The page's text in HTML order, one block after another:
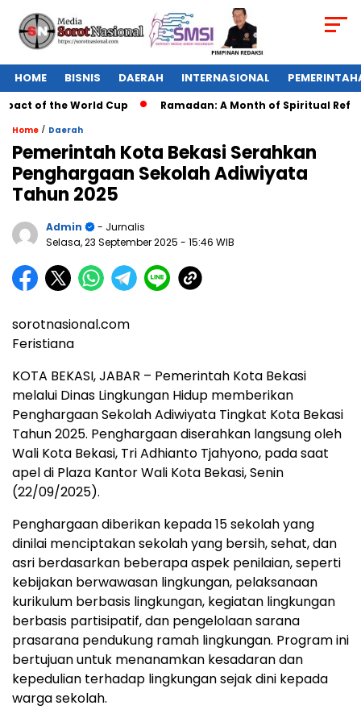
HOME BISNIS DAERAH INTERNASIONAL
of the World Cup Ramadan: A Month of Spiritual
Home / Daerah
Pemerintah Kota Bekasi Serahkan
Penghargaan Sekolah Adiwiyata
Tahun 2025
Admin
- Jurnalis
Selasa, 23 September 2025 - 15:46 WIB
sorotnasional.com
Feristiana
KOTA BEKASI, JABAR – Pemerintah Kota Bekasi
melalui Dinas Lingkungan Hidup memberikan
Penghargaan Sekolah Adiwiyata Tingkat Kota Bekasi
Tahun 2025. Penghargaan diserahkan langsung oleh
Wali Kota Bekasi, Tri Adhianto Tjahyono, pada saat
apel di Plaza Kantor Wali Kota Bekasi, Senin
(22/09/2025).
Penghargaan diberikan kepada 15 sekolah yang
dinilai menciptakan sekolah yang bersih, sehat, dan
asri berdasarkan beberapa aspek penilaian, seperti
kebijakan berwawasan lingkungan, pelaksanaan
kurikulum berbasis lingkungan, kegiatan lingkungan
berbasis partisipatif, dan pengelolaan sarana
prasarana pendukung ramah lingkungan. Program ini
bertujuan untuk menanamkan kesadaran dan
kepedulian terhadap lingkungan sejak dini kepada
warga sekolah.